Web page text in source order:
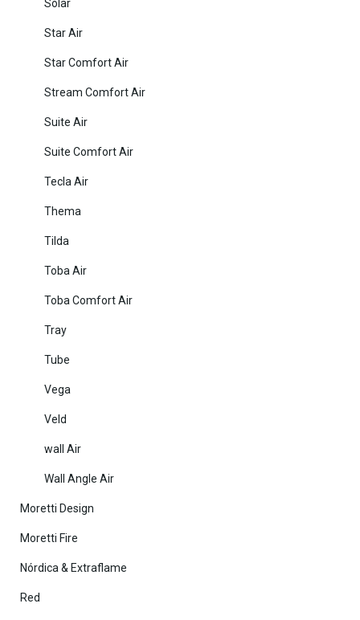
Solar
Star Air
Star Comfort Air
Stream Comfort Air
Suite Air
Suite Comfort Air
Tecla Air
Thema
Tilda
Toba Air
Toba Comfort Air
Tray
Tube
Vega
Veld
wall Air
Wall Angle Air
Moretti Design
Moretti Fire
Nórdica & Extraflame
Red